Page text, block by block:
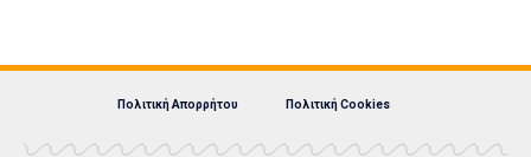
Πολιτική Απορρήτου Πολιτική Cookies